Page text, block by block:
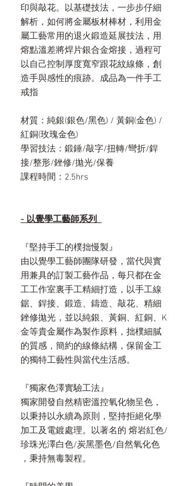
印與敲花。以基礎技法，一步步仔細
解析，如何將金屬板材棒材，利用金
屬工藝常用的退火鍛造延展技法，用
熔點溫差將焊片銀合金熔接，過程可
以自己控制厚度寬窄跟花紋線條，創
造手與感性的痕跡。成品為一件手工
戒指
材質：純銀(銀色/黑色) / 黃銅(金色) /
紅銅(玫瑰金色)
學習技法：鍛錘/敲字/扭轉/彎折/銲
接/整形/銼修/拋光/保養
課程時間：2.5hrs
- 以覺學工藝師系列
『堅持手工的樸拙慢製』
由以覺學工藝師團隊研發，當代與實
用兼具的訂製工藝作品，每只都在金
工工作室裏手工精細打造，以手工線
鋸、銲接、鍛造、鑄造、敲花、精細
銼修拋光，並以純銀、黃銅、紅銅、K
金等貴金屬作為製作原料，拙樸細膩
的質感，簡約的線條結構，保留金工
的獨特工藝性與當代生活感。
『獨家色澤實驗工法』
獨家開發自然精密溫控氧化物呈色，
以秉持以永續為原則，堅持拒絕化學
加工及電鍍處理。以著名的 熔岩紅色/
珍珠光澤白色/炭黑墨色/自然氧化色
，秉持無毒製程。